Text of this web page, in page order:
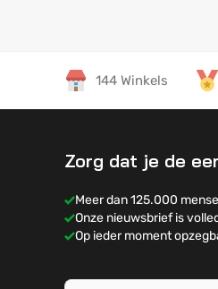
144 Winkels
Zorg dat je de
Meer dan 125.000
Onze nieuwsbrief is
Op ieder moment